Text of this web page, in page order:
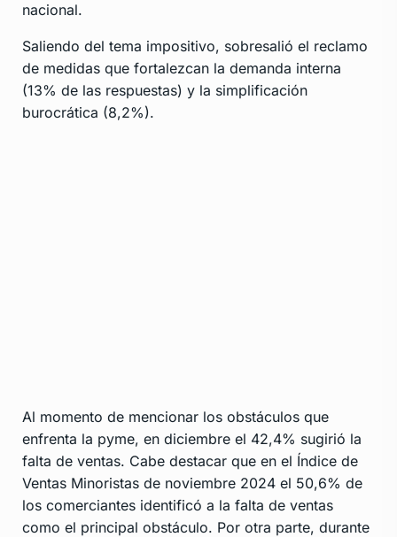
nacional.
Saliendo del tema impositivo, sobresalió el reclamo
de medidas que fortalezcan la demanda interna
(13% de las respuestas) y la simplificación
burocrática (8,2%).
Al momento de mencionar los obstáculos que
enfrenta la pyme, en diciembre el 42,4% sugirió la
falta de ventas. Cabe destacar que en el Índice de
Ventas Minoristas de noviembre 2024 el 50,6% de
los comerciantes identificó a la falta de ventas
como el principal obstáculo. Por otra parte, durante